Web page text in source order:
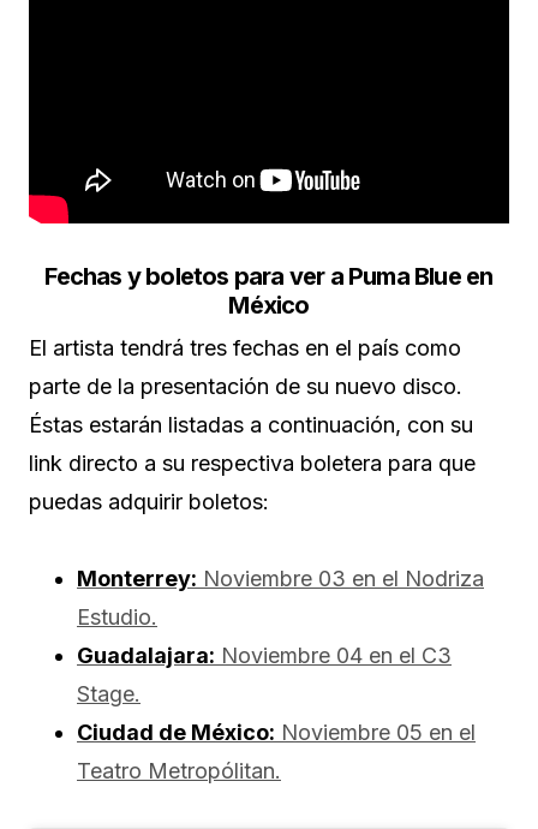
Fechas y boletos para ver a Puma Blue en
México
El artista tendrá tres fechas en el país como
parte de la presentación de su nuevo disco.
Éstas estarán listadas a continuación, con su
link directo a su respectiva boletera para que
puedas adquirir boletos:
Monterrey: Noviembre 03 en el Nodriza
Estudio.
Guadalajara: Noviembre 04 en el C3
Stage.
Ciudad de México: Noviembre 05 en el
Teatro Metropólitan.